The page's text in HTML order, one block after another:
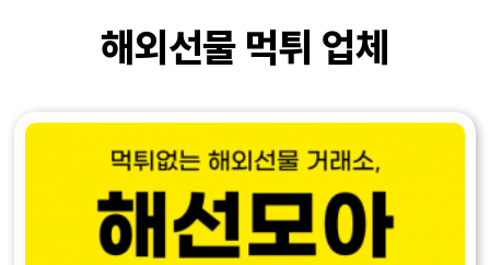
해외선물 먹튀 업체